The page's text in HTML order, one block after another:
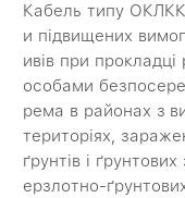
Кабель типу ОКЛКК
и підвищених
ивів при
особами
рема в районах з
територіях,
ґрунтів і
ерзлотно-